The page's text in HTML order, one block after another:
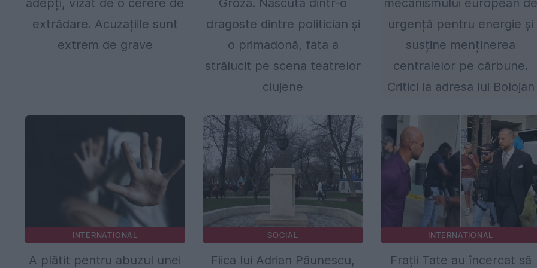
adepți, vizat de o cerere de
extrădare. Acuzațiile sunt
extrem de grave
Groza. Născută dintr-o
dragoste dintre politician și
o primadonă, fata a
strălucit pe scena teatrelor
clujene
mecanismului european
urgență pentru energie și
susține menținerea
centralelor pe cărbune.
Critici la adresa lui Bolojan
INTERNATIONAL
A plătit pentru abuzul unei
SOCIAL
Fiica lui Adrian Păunescu,
INTERNATIONAL
Frații Tate au încercat să